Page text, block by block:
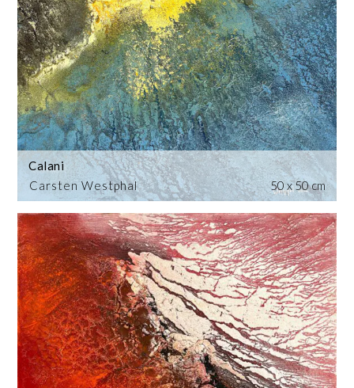
Carsten Westphal
Calani
50 x 50 cm